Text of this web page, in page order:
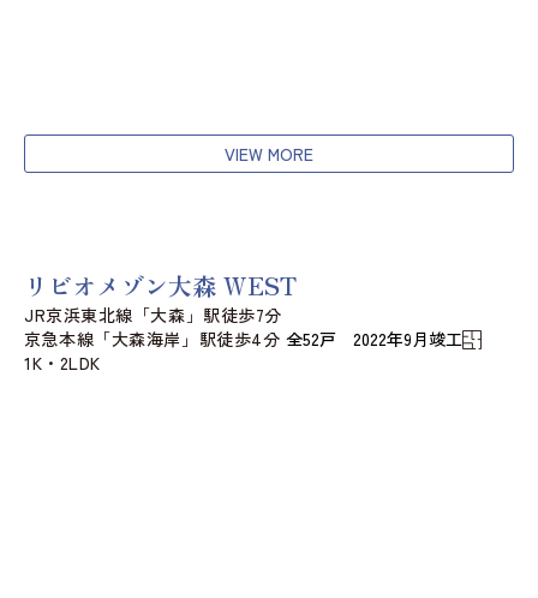
VIEW MORE
リビオメゾン大森 WEST
JR京浜東北線「大森」駅徒歩7分
京急本線「大森海岸」駅徒歩4分 全52戸 2022年9月竣工
1K・2LDK